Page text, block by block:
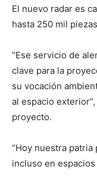
El nuevo radar es
hasta 250 mil
“Ese servicio de
clave para la
su vocación
al espacio
proyecto.
“Hoy nuestra
incluso en